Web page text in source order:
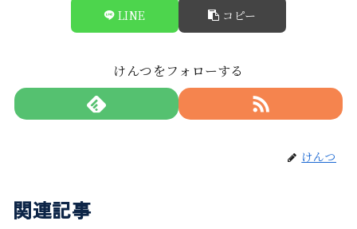
LINE コピー
けんつをフォローする
けんつ
関連記事